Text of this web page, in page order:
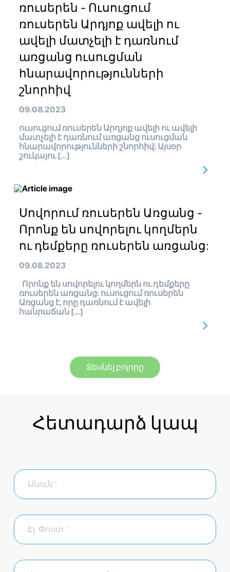
ռուսերեն - Ուսուցում
ռուսերեն Արդյոք ավելի ու
ավելի մատչելի է դառնում
առցանց ուսուցման
հնարավորությունների
շնորհիվ
09.08.2023
ուսուցում ռուսերեն Արդյոք ավելի ու ավելի
մատչելի է դառնում առցանց ուսուցման
հնարավորությունների շնորհիվ: Այսօր
շուկայու […]
Սովորում ռուսերեն Առցանց -
Որոնք են սովորելու կողմերն
ու դեմքերը ռուսերեն առցանց:
09.08.2023
Որոնք են սովորելու կողմերն ու դեմքերը
ռուսերեն առցանց: ուսուցում ռուսերեն
Առցանց է, որը դառնում է ավելի
հանրաճան […]
Տեսնել բոլորը
Հետադարձ կապ